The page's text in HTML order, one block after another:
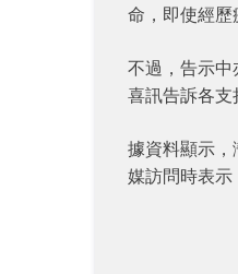
命，即使經歷
不過，告示
喜訊告訴各支
據資料顯示
媒訪問時表示